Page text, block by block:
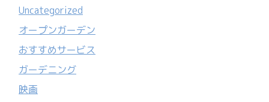
Uncategorized
オープンガーデン
おすすめサービス
ガーデニング
映画